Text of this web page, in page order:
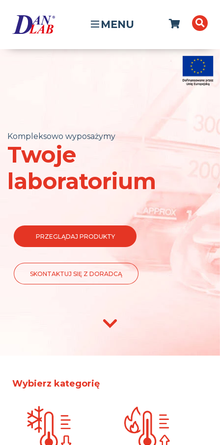
MENU
Kompleksowo wyposażymy
Twoje
laboratorium
PRZEGLĄDAJ PRODUKTY
SKONTAKTUJ SIĘ Z DORADCĄ
Wybierz kategorię